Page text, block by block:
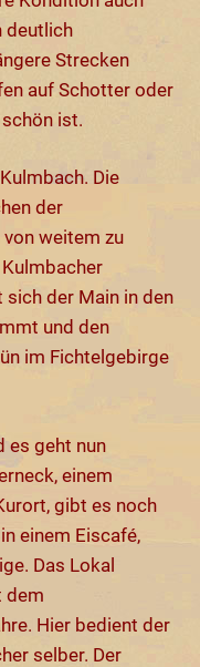
deutlich
Strecken
auf Schotter oder
ist.
Die
der
weitem zu
sich der Main in den
und den
im Fichtelgebirge
es geht nun
einem
gibt es noch
einem Eiscafé,
Das Lokal
dem
Hier bedient der
selber. Der